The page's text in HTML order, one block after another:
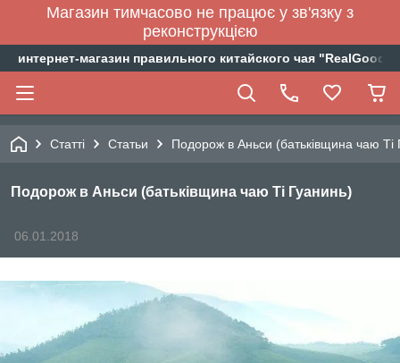
Магазин тимчасово не працює у зв'язку з
реконструкцією
интернет-магазин правильного китайского чая
Статті Статьи Подорож в Аньси (батьківщина чаю Ті
Подорож в Аньси (батьківщина чаю Ті Гуанинь)
06.01.2018